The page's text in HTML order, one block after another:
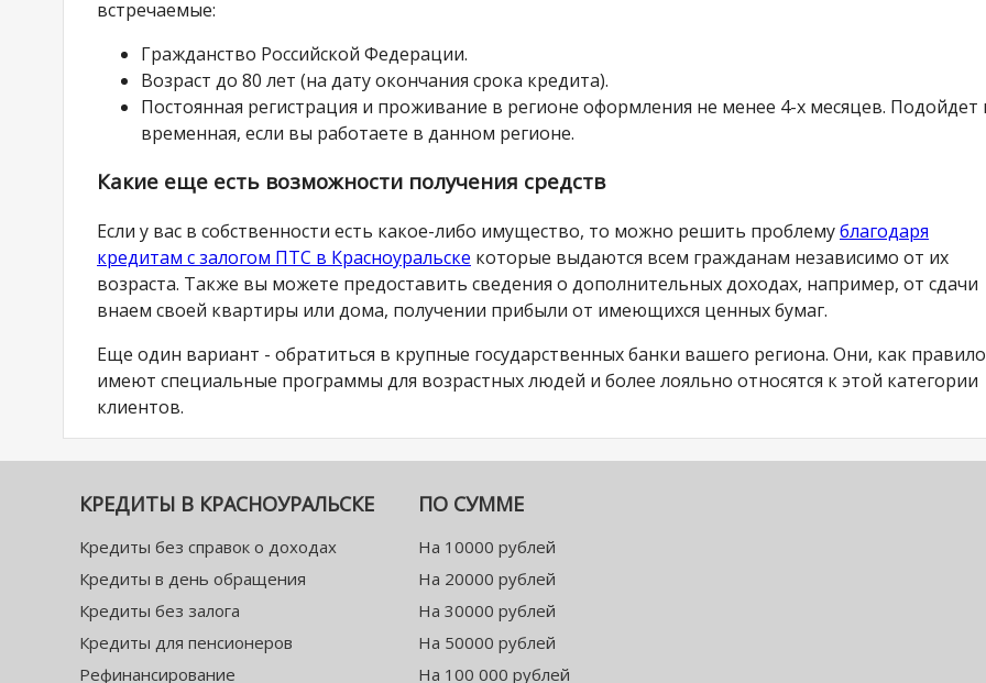
встречаемые:
Гражданство Российской Федерации.
Возраст до 80 лет (на дату окончания срока кредита).
Постоянная регистрация и проживание в регионе оформления не менее 4-х месяцев. Подойдет
временная, если вы работаете в данном регионе.
Какие еще есть возможности получения средств
Если у вас в собственности есть какое-либо имущество, то можно решить проблемублагодаря
кредитам с залогом ПТС в Красноуральске которые выдаются всем гражданам независимо от их
возраста. Также вы можете предоставить сведения о дополнительных доходах, например, от сдачи
внаем своей квартиры или дома, получении прибыли от имеющихся ценных бумаг.
Еще один вариант - обратиться в крупные государственных банки вашего региона. Они, как
имеют специальные программы для возрастных людей и более лояльно относятся к этой категории
клиентов.
КРЕДИТЫ В КРАСНОУРАЛЬСКЕ
Кредиты без справок о доходах
Кредиты в день обращения
Кредиты без залога
Кредиты для пенсионеров
Рефинансирование
ПО СУММЕ
На 10000 рублей
На 20000 рублей
На 30000 рублей
На 50000 рублей
На 100 000 рублей